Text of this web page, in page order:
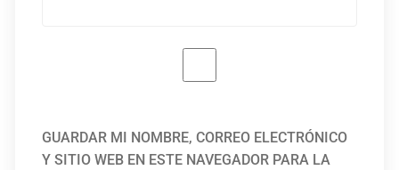
GUARDAR MI NOMBRE, CORREO ELECTRÓNICO
Y SITIO WEB EN ESTE NAVEGADOR PARA LA